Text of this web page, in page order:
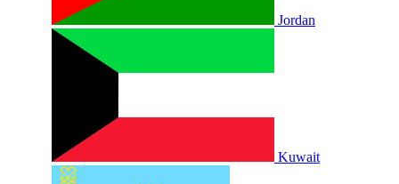
Jordan
Kuwait